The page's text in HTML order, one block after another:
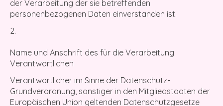
der Verarbeitung der sie betreffenden
personenbezogenen Daten einverstanden ist.
Name und Anschrift des für die Verarbeitung
Verantwortlichen
Verantwortlicher im Sinne der Datenschutz-
Grundverordnung, sonstiger in den Mitgliedstaaten der
Europäischen Union geltenden Datenschutzgesetze